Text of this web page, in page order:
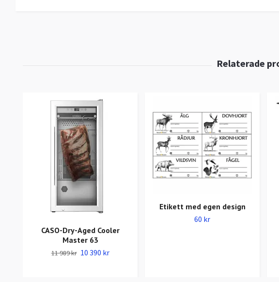
CASO-Dry-Aged Cooler
Master 63
11 989 kr 10 390 kr
Etikett med egen design
60 kr